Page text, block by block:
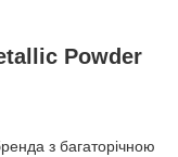
Powder
з багаторічною